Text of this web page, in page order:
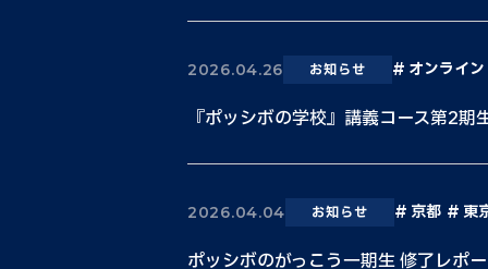
2026.04.26 お知らせ オンライン
『ポッシボの学校』講義コース第2期
2026.04.04 お知らせ 京都 東
ポッシボのがっこう一期生 修了レポ